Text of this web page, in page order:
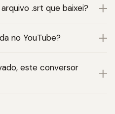
.srt que baixei?
no YouTube?
este conversor